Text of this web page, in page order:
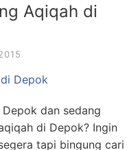
Aqiqah di
Depok
Depok dan sedang
di Depok? Ingin
tapi bingung cari